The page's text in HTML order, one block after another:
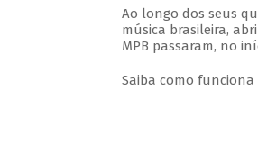
Ao longo dos seus
música brasileira,
MPB passaram, no
Saiba como funciona